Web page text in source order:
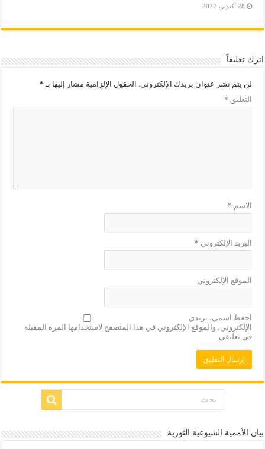
28 أكتوبر، 2022
اترك تعليقاً
لن يتم نشر عنوان بريدك الإلكتروني. الحقول الإلزامية مشار إليها بـ *
التعليق *
الاسم *
البريد الإلكتروني *
الموقع الإلكتروني
احفظ اسمي، بريدي
الإلكتروني، والموقع الإلكتروني في هذا المتصفح لاستخدامها المرة المقبلة
في تعليقي.
بيان الأممية الشيوعية الثورية